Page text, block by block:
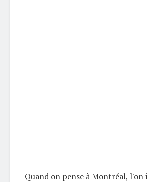
Quand on pense à Montréal, l'on